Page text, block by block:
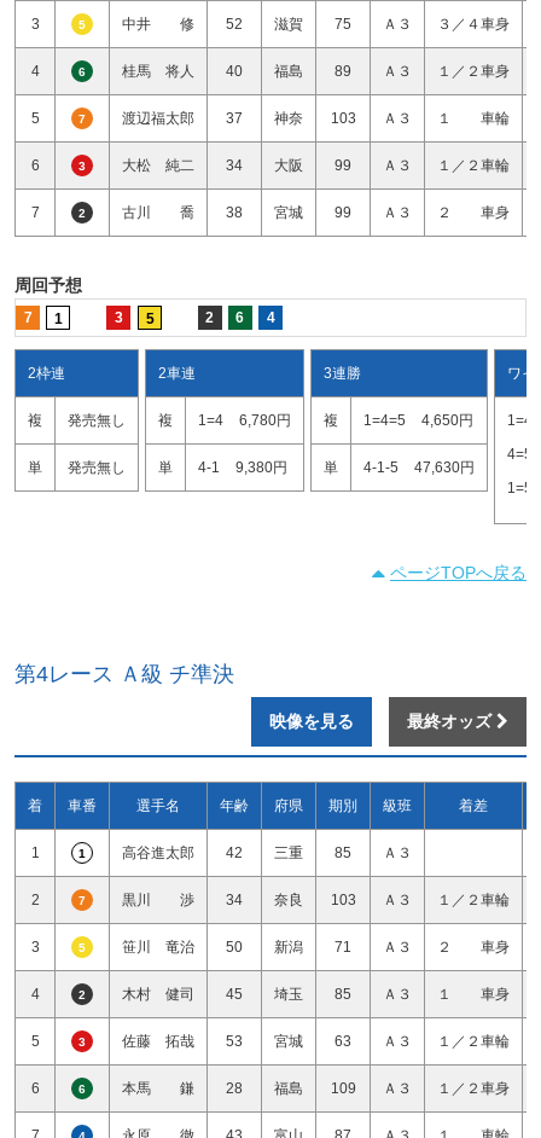
3 5 中井 修 52 滋賀 75 Ａ３ ３／４車身
4 6 桂馬 将人 40 福島 89 Ａ３ １／２車身
5 7 渡辺福太郎 37 神奈 103 Ａ３ １ 車輪
6 3 大松 純二 34 大阪 99 Ａ３ １／２車輪
7 2 古川 喬 38 宮城 99 Ａ３ ２ 車身
周回予想
7 1 3 5 2 6 4
2枠連
複 発売無し
単 発売無し
2車連
複 1=4 6,780円
単 4-1 9,380円
3連勝
複 1=4=5 4,650円
単 4-1-5 47,630円
ワイ
1=4
4=5
1=5
ページTOPへ戻る
第4レース Ａ級 チ準決
映像を見る 最終オッズ
着 車番 選手名 年齢 府県 期別 級班 着差
1 1 高谷進太郎 42 三重 85 Ａ３
2 7 黒川 渉 34 奈良 103 Ａ３ １／２車輪
3 5 笹川 竜治 50 新潟 71 Ａ３ ２ 車身
4 2 木村 健司 45 埼玉 85 Ａ３ １ 車身
5 3 佐藤 拓哉 53 宮城 63 Ａ３ １／２車輪
6 6 本馬 鎌 28 福島 109 Ａ３ １／２車身